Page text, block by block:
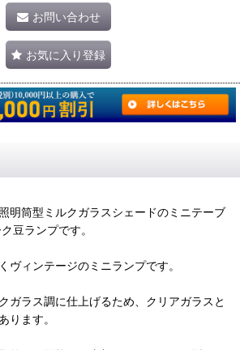
お問い合わせ
お気に入り登録
明筒型ミルクガラスシェードのミニテーブ
豆ランプです。
ヴィンテージのミニランプです。
ガラス調に仕上げるため、クリアガラスと
ります。